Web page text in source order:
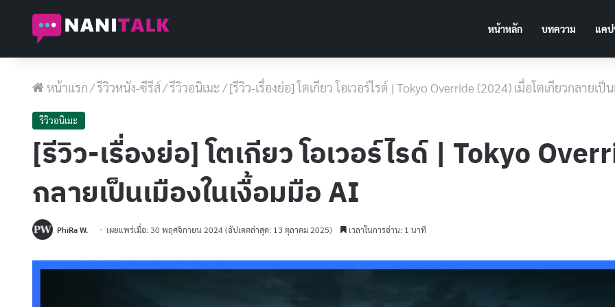
หน้าหลัก บทความ แค
หน้าแรก/รีวิวหนัง-ซีรีส์/รีวิวอนิเมะ /[รีวิว-เรื่องย่อ] โตเกียว โอเวอร์ไรด์ | Tokyo Override (2024) เมื่อโตเกียวกลายเป็
รีวิวอนิเมะ
[รีวิว-เรื่องย่อ] โตเกียว โอเวอร์ไรด์ | Tokyo
กลายเป็นเมืองในเงื้อมมือ AI
PhiRa W. เผยแพร่เมื่อ: 30 พฤศจิกายน 2024 (อัปเดตล่าสุด: 13 ตุลาคม 2025) เวลาในการอ่าน: 1 นาที